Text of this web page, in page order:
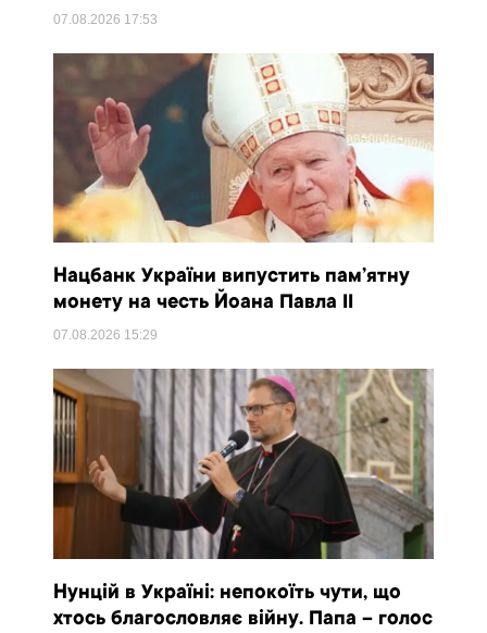
07.08.2026 17:53
Нацбанк України випустить пам’ятну
монету на честь Йоана Павла II
07.08.2026 15:29
Нунцій в Україні: непокоїть чути, що
хтось благословляє війну. Папа – голос